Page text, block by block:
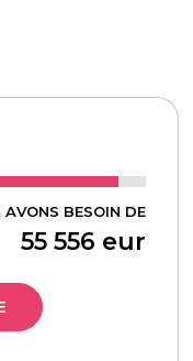
AVONS BESOIN DE
55 556 eur